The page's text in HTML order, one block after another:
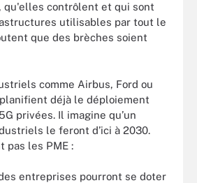
qu'elles contrôlent et qui sont
utilisables par tout le
que des brèches soient
comme Airbus, Ford ou
déjà le déploiement
privées. Il imagine qu’un
le feront d’ici à 2030.
pas les PME :
entreprises pourront se doter